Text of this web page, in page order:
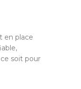
en place
soit pour